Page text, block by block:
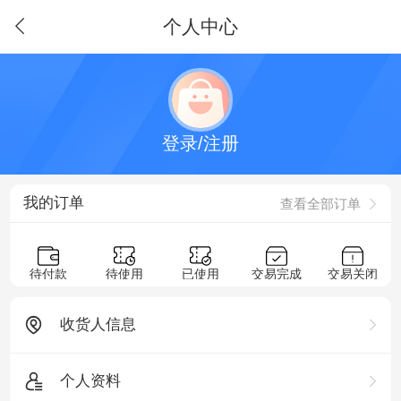
个人中心
登录/注册
我的订单 查看全部订单
待付款 待使用 已使用 交易完成 交易关闭
收货人信息
个人资料